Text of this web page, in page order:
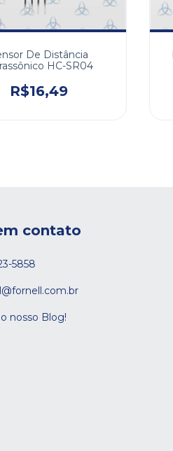
De Distância
HC-SR04
R$16,49
contato
5858
nosso Blog!